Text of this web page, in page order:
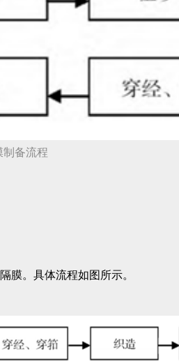
制备流程
膜。具体流程如图所示。